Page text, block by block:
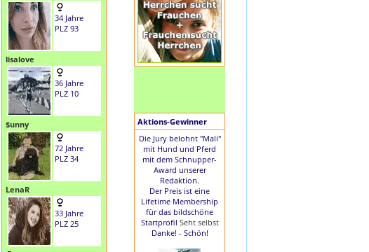
34 Jahre
PLZ 93
lisalove
36 Jahre
PLZ 10
$unny
72 Jahre
PLZ 34
LenaR
33 Jahre
PLZ 25
Aktions-Gewinner
Die Jury belohnt "Mali"
mit Hund und Pferd
mit dem Schnupper-
Award unserer
Redaktion.
Der Preis ist eine
Lifetime Membership
für das bildschöne
Startprofil Seht selbst
Danke! - Schön!